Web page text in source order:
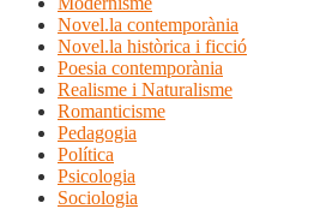
Novel.la contemporània
Novel.la històrica i ficció
Poesia contemporània
Realisme i Naturalisme
Romanticisme
Pedagogia
Política
Psicologia
Sociologia